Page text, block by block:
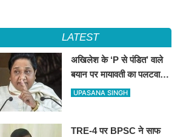
LATEST
अखिलेश के ‘P से पंडित’ वाले
बयान पर मायावती का पलटवार,
सपा को बताया ‘गिरगिट की तरह
UPASANA SINGH
TRE-4 पर BPSC ने साफ